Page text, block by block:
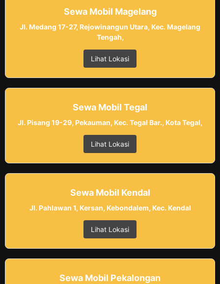
Sewa Mobil Magelang
Jl. Medang 17-27, Rejowinangun Utara, Kec. Magelang
Tengah,
Lihat Lokasi
Sewa Mobil Tegal
Jl. Pisang 19-29, Pekauman, Kec. Tegal Bar., Kota Tegal,
Lihat Lokasi
Sewa Mobil Kendal
Jl. Pahlawan 1, Kersan, Kebondalem, Kec. Kendal
Lihat Lokasi
Sewa Mobil Pekalongan